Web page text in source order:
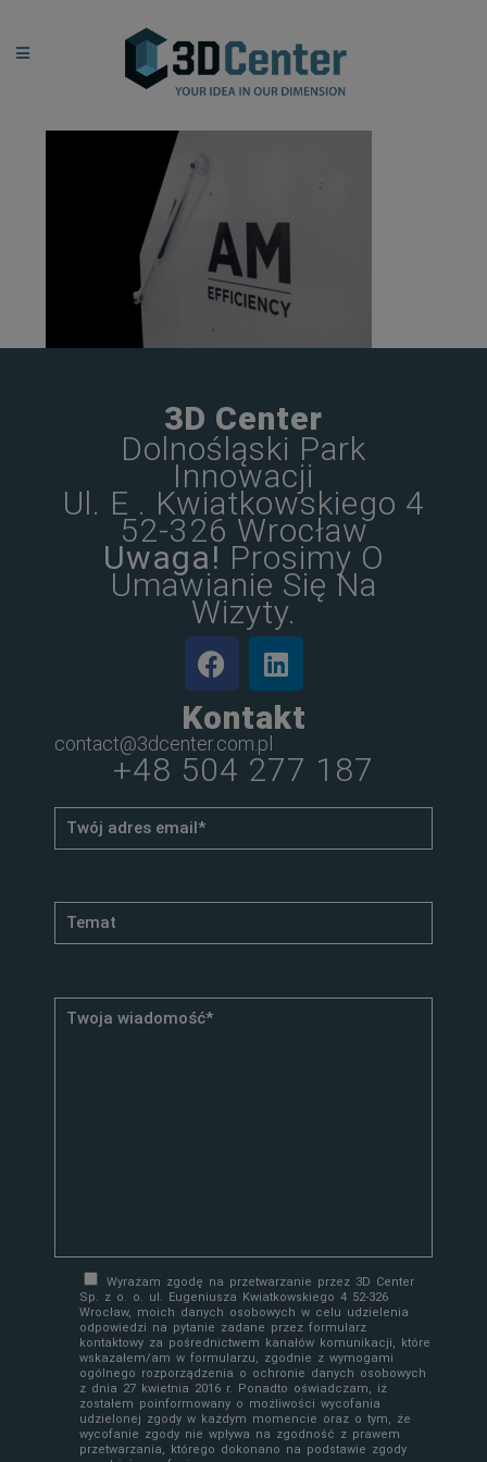
3D Center
Dolnośląski Park
Innowacji
Ul. E . Kwiatkowskiego 4
52-326 Wrocław
Uwaga! Prosimy O
Umawianie Się Na
Wizyty.
Kontakt
contact@3dcenter.com.pl
+48 504 277 187
Wyrażam zgodę na przetwarzanie przez 3D Center
Sp. z o. o. ul. Eugeniusza Kwiatkowskiego 4 52-326
Wrocław, moich danych osobowych w celu udzielenia
odpowiedzi na pytanie zadane przez formularz
kontaktowy za pośrednictwem kanałów komunikacji, które
wskazałem/am w formularzu, zgodnie z wymogami
ogólnego rozporządzenia o ochronie danych osobowych
z dnia 27 kwietnia 2016 r. Ponadto oświadczam, iż
zostałem poinformowany o możliwości wycofania
udzielonej zgody w każdym momencie oraz o tym, że
wycofanie zgody nie wpływa na zgodność z prawem
przetwarzania, którego dokonano na podstawie zgody